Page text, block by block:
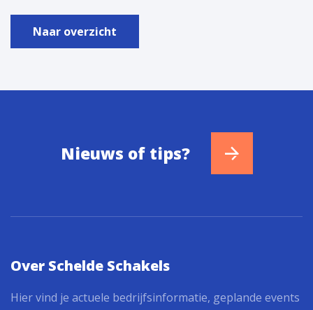
Naar overzicht
Nieuws of tips?
Over Schelde Schakels
Hier vind je actuele bedrijfsinformatie, geplande events